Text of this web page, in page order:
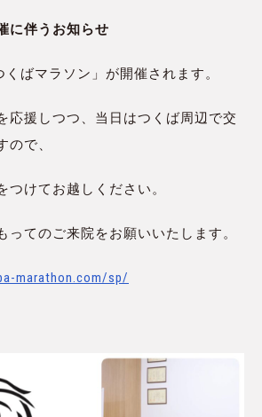
に伴うお知らせ
ばマラソン」が開催されます。
応援しつつ、当日はつくば周辺で交
ので、
つけてお越しください。
ってのご来院をお願いいたします。
marathon.com/sp/